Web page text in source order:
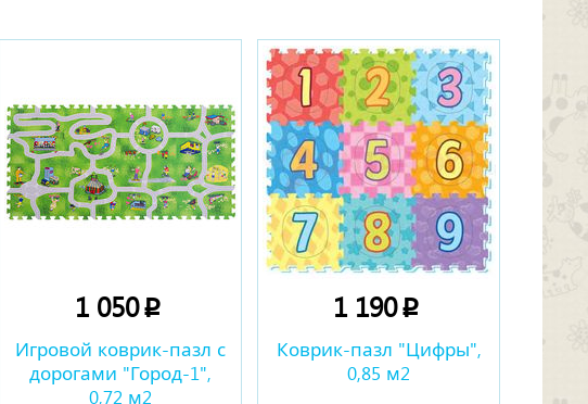
1 050p
Игровой коврик-пазл с
дорогами "Город-1",
0,72 м2
1 190p
Коврик-пазл "Цифры",
0,85 м2